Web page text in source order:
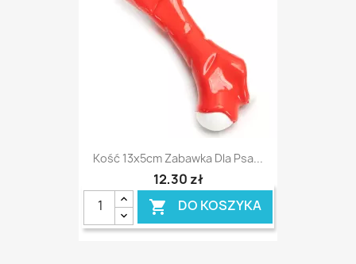
Kość 13x5cm Zabawka Dla Psa...
12,30 zł
 DO KOSZYKA